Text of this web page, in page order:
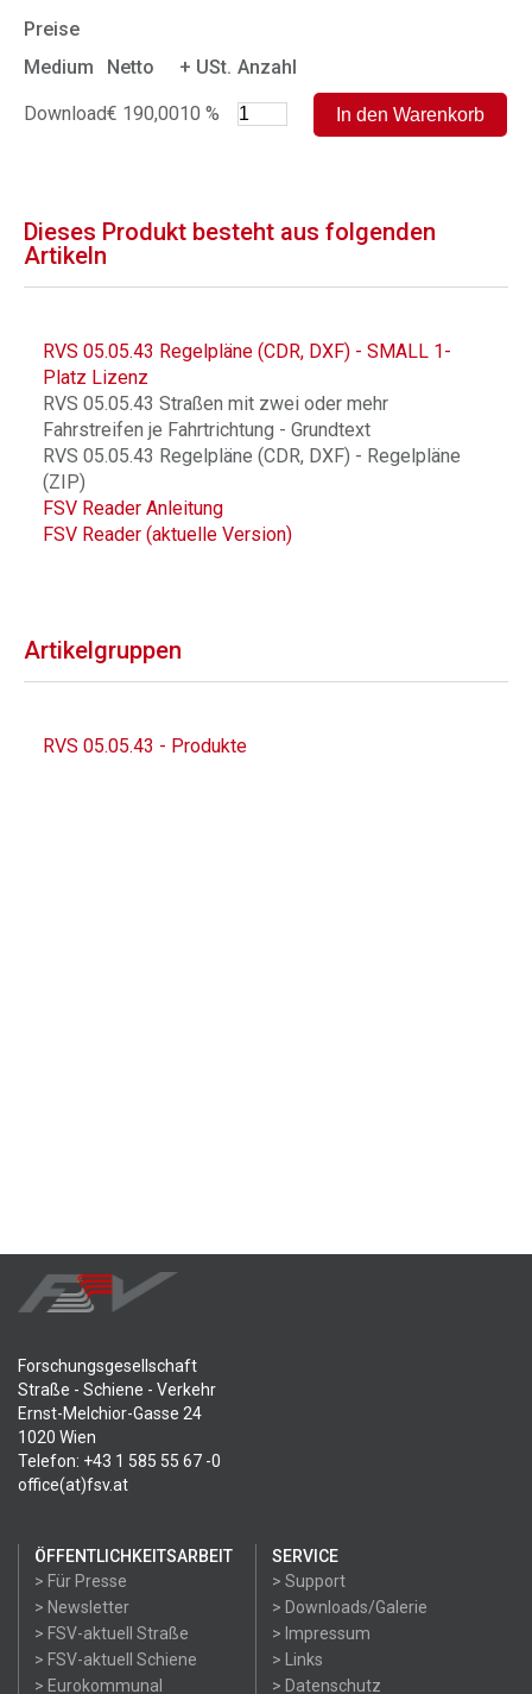
Preise
Medium
Netto + USt. Anzahl
Download€ 190,0010 %
Dieses Produkt besteht aus folgenden
Artikeln
RVS 05.05.43 Regelpläne (CDR, DXF) - SMALL 1-
Platz Lizenz
RVS 05.05.43 Straßen mit zwei oder mehr
Fahrstreifen je Fahrtrichtung - Grundtext
RVS 05.05.43 Regelpläne (CDR, DXF) - Regelpläne
(ZIP)
FSV Reader Anleitung
FSV Reader (aktuelle Version)
Artikelgruppen
RVS 05.05.43 - Produkte
Forschungsgesellschaft
Straße - Schiene - Verkehr
Ernst-Melchior-Gasse 24
1020 Wien
Telefon: +43 1 585 55 67 -0
office(at)fsv.at
ÖFFENTLICHKEITSARBEIT
> Für Presse
> Newsletter
> FSV-aktuell Straße
> FSV-aktuell Schiene
> Eurokommunal
SERVICE
> Support
> Downloads/Galerie
> Impressum
> Links
> Datenschutz